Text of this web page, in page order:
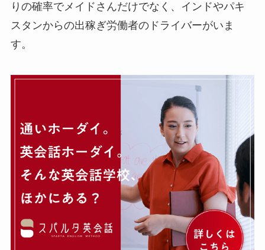
りの確率でメイドさんだけでなく、インドやパキ
スタンからの出稼ぎ労働者のドライバーがいま
す。